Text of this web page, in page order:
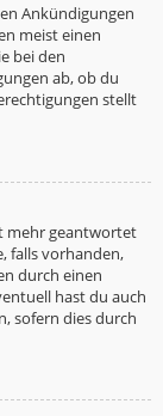
Ankündigungen
meist einen
bei den
ab, ob du
stellt
mehr geantwortet
falls vorhanden,
durch einen
hast du auch
sofern dies durch